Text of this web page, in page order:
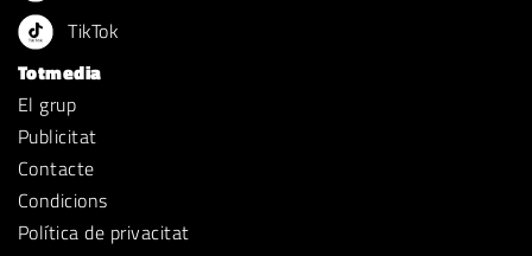
TikTok
Totmedia
El grup
Publicitat
Contacte
Condicions
Política de privacitat